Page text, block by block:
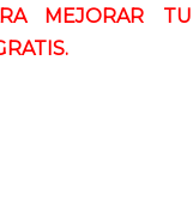
MEJORAR TU